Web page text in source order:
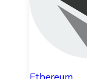
Ethereum